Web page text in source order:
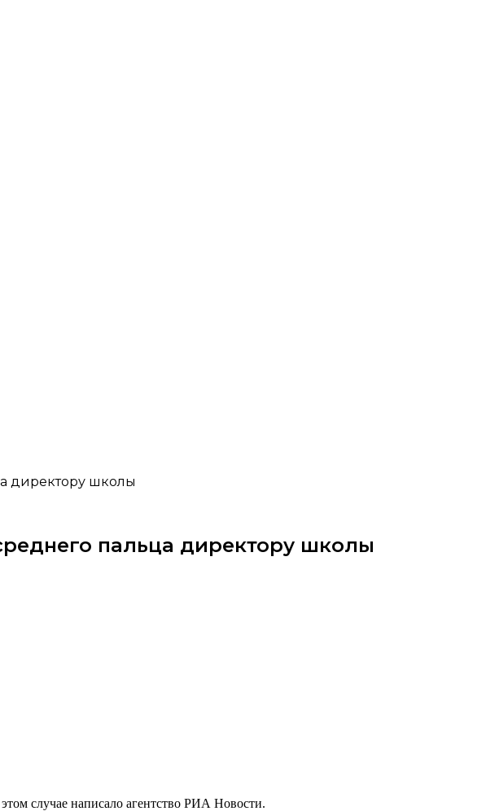
директору школы
пальца директору школы
случае написало агентство РИА Новости.